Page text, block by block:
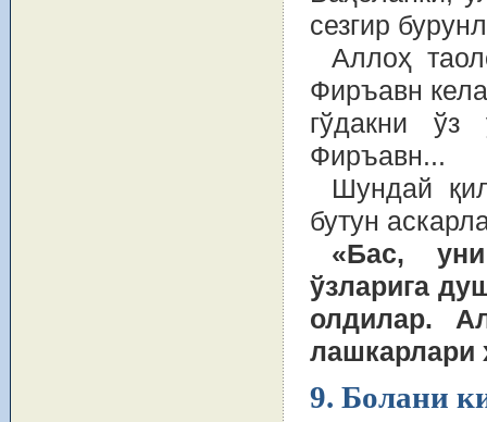
сезгир
Аллоҳ
Фиръавн
гўдакни
Фиръавн...
Шундай
бутун
«Бас,
ўзларига
олдилар.
лашкарлари
9. Болани